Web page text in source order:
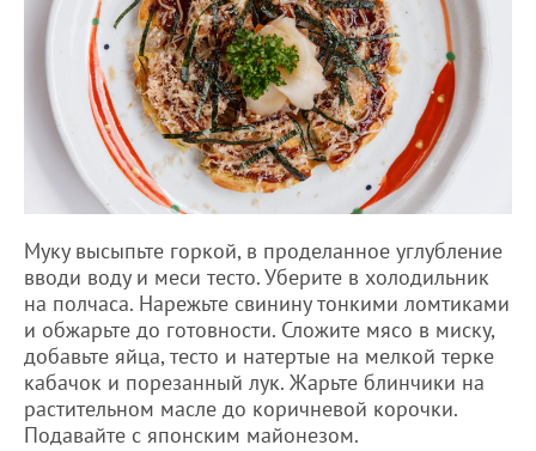
Муку высыпьте горкой, в проделанное углубление
вводи воду и меси тесто. Уберите в холодильник
на полчаса. Нарежьте свинину тонкими ломтиками
и обжарьте до готовности. Сложите мясо в миску,
добавьте яйца, тесто и натертые на мелкой терке
кабачок и порезанный лук. Жарьте блинчики на
растительном масле до коричневой корочки.
Подавайте с японским майонезом.